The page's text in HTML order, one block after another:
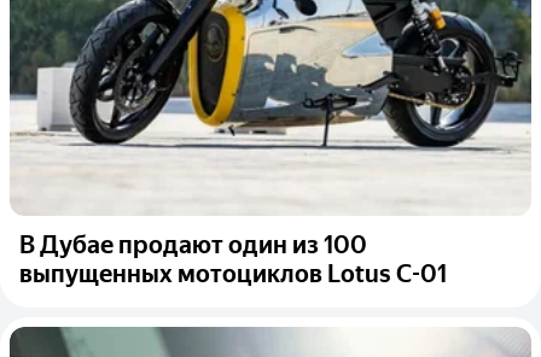
В Дубае продают один из 100
выпущенных мотоциклов Lotus C-01